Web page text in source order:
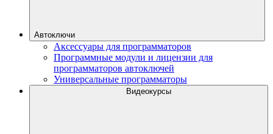
Автоключи
Аксессуары для программаторов
Программные модули и лицензии для
программаторов автоключей
Универсальные программаторы
Видеокурсы